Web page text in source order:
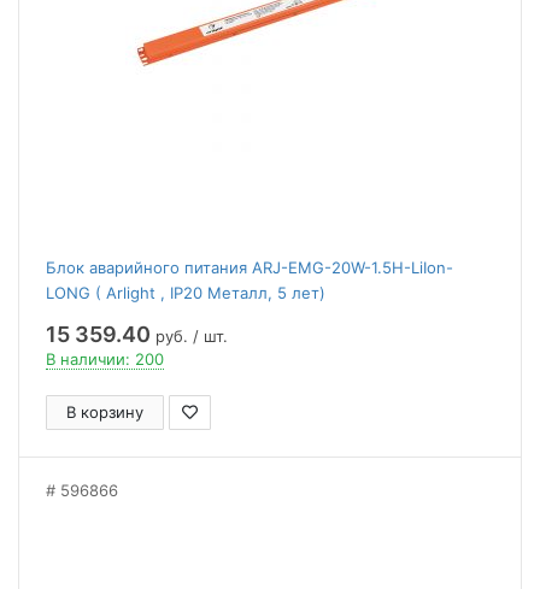
Блок аварийного питания ARJ-EMG-20W-1.5H-LiIon-
LONG ( Arlight , IP20 Металл, 5 лет)
15 359.40 руб. / шт.
В наличии: 200
В корзину
596866